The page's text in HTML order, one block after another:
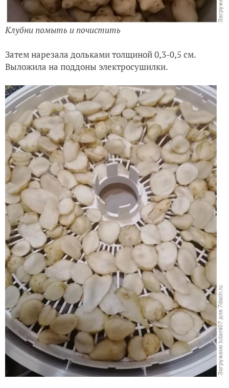
Клубни помыть и почистить
Затем нарезала дольками толщиной 0,3-0,5 см.
Выложила на поддоны электросушилки.